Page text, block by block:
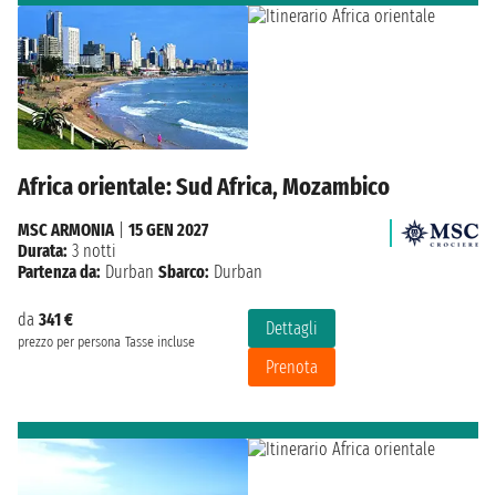
Africa orientale: Sud Africa, Mozambico
da 341 €
prezzo per persona Tasse incluse
Dettagli
Prenota
MSC ARMONIA
15 GEN 2027
Durata: 3 notti
Partenza da: Durban Sbarco: Durban